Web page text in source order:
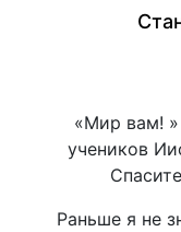
«Мир вам! »
учеников
Раньше я не